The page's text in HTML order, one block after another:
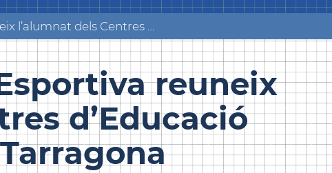
La sisena Jornada Esportiva reuneix l’alumnat dels Centres d’Educació de la Diputació de Tarragona
reuneix
d’Educació